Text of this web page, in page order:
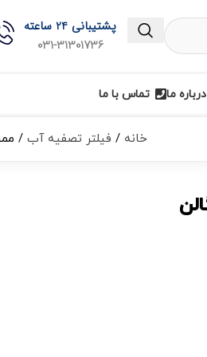
پشتیبانی 24 ساعته
031-31301736
درباره ما تماس با ما
خانه فیلتر تصفیه آب